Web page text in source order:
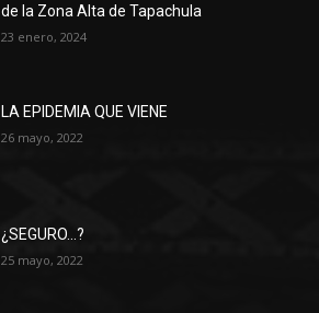
de la Zona Alta de Tapachula
23 enero, 2024
LA EPIDEMIA QUE VIENE
26 mayo, 2022
¿SEGURO…?
25 mayo, 2022